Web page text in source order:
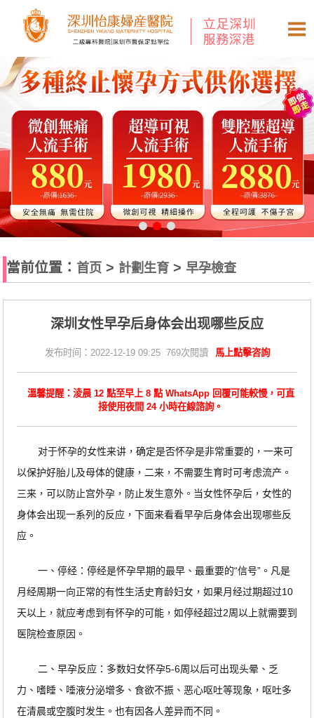
當前位置： 首页 > 計劃生育 >早孕檢查
深圳女性早孕后身体会出现哪些反应
发布时间：2022-12-19 09:25 769次閱讀 馬上點擊咨詢
溫馨提醒：淩晨 12 點至早上 8 點 WhatsApp 回覆可能較慢，可直
接使用夜間 24 小時在線諮詢。
对于怀孕的女性来讲，确定是否怀孕是非常重要的，一来可
以保护好胎儿及母体的健康，二来，不需要生育时可考虑流产。
三来，可以防止宫外孕，防止发生意外。当女性怀孕后，女性的
身体会出现一系列的反应，下面来看看早孕后身体会出现哪些反
应。
一、停经：停经是怀孕早期的最早、最重要的“信号”。凡是
月经周期一向正常的有性生活史育龄妇女，如果月经过期超过10
天以上，就应考虑到有怀孕的可能，如停经超过2周以上就需要到
医院检查原因。
二、早孕反应：多数妇女怀孕5-6周以后可出现头晕、乏
力、嗜睡、唾液分泌增多、食欲不振、恶心呕吐等现象，呕吐多
在清晨或空腹时发生。也有因各人差异而不同。